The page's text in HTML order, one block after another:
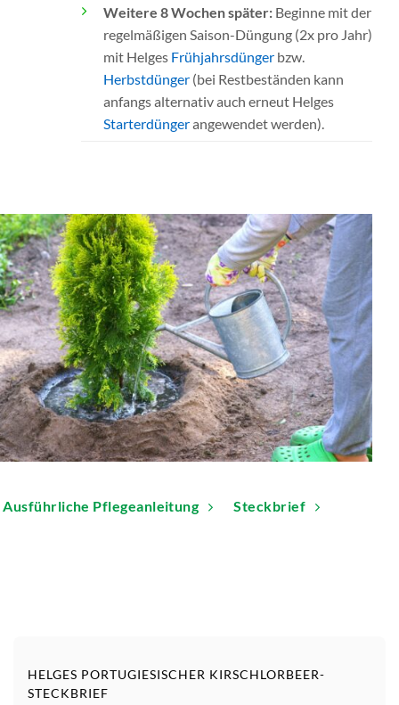
Weitere 8 Wochen später: Beginne mit der
regelmäßigen Saison-Düngung (2x pro Jahr)
mit Helges Frühjahrsdünger bzw.
Herbstdünger (bei Restbeständen kann
anfangs alternativ auch erneut Helges
Starterdüngerangewendet werden).
Ausführliche Pflegeanleitung Steckbrief
HELGES PORTUGIESISCHER KIRSCHLORBEER-
STECKBRIEF